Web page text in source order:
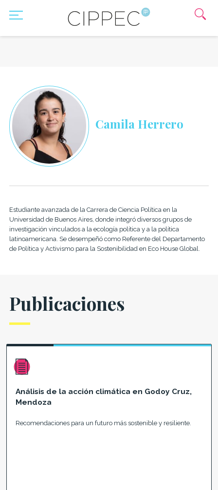
Camila Herrero
Estudiante avanzada de la Carrera de Ciencia Política en la
Universidad de Buenos Aires, donde integró diversos grupos de
investigación vinculados a la ecología política y a la política
latinoamericana. Se desempeñó como Referente del Departamento
de Política y Activismo para la Sostenibilidad en Eco House Global.
Publicaciones
Análisis de la acción climática en Godoy Cruz,
Mendoza
Recomendaciones para un futuro más sostenible y resiliente.